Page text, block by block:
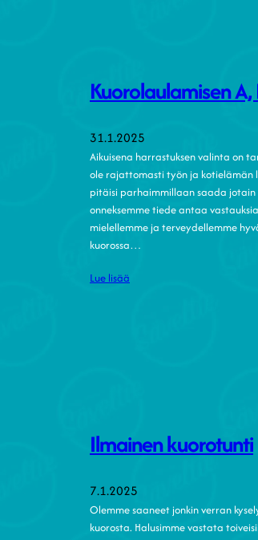
Kuorolaulamisen A,
31.1.2025
Aikuisena harrastuksen valinta on
ole rajattomasti työn ja kotielämän
pitäisi parhaimmillaan saada
onneksemme tiede antaa
mielellemme ja terveydellemme
kuorossa…
Lue lisää
Ilmainen kuorotunti
7.1.2025
Olemme saaneet jonkin verran
kuorosta. Halusimme vastata